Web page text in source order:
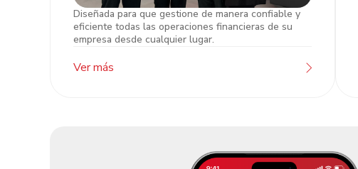
Atención Banca de Empresas
Diseñada para que gestione de manera confiable y
eficiente todas las operaciones financieras de su
empresa desde cualquier lugar.
Ver más